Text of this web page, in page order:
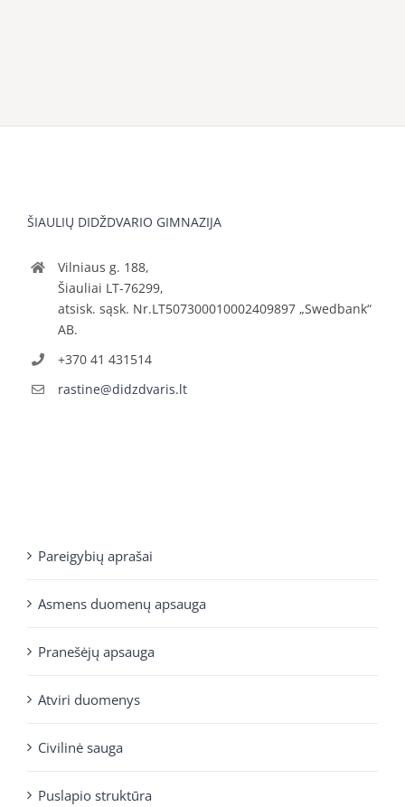
ŠIAULIŲ DIDŽDVARIO GIMNAZIJA
Vilniaus g. 188,
Šiauliai LT-76299,
atsisk. sąsk. Nr.LT507300010002409897 „Swedbank“
AB.
+370 41 431514
rastine@didzdvaris.lt
Pareigybių aprašai
Asmens duomenų apsauga
Pranešėjų apsauga
Atviri duomenys
Civilinė sauga
Puslapio struktūra